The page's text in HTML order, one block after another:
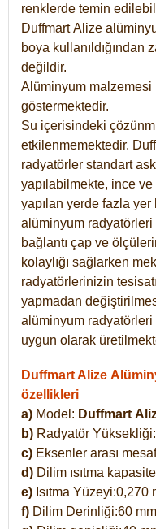
renklerde temin
DuffmartAlize
boya kullanıldığından
değildir.
Alüminyum malzemesi
göstermektedir.
Su içerisindeki
etkilenmemektedir.
radyatörler standart
yapılabilmekte, ince ve
yapılan yerde fazla yer
alüminyum radyatörleri
bağlantı çap ve
kolaylığı sağlarken
radyatörlerinizin
yapmadan
alüminyum radyatörleri
uygun olarak
Duffmart Alize
özellikleri
a) Model: Duffmart
b) Radyatör
c) Eksenler arası
d) Dilim ısıtma
e) Isıtma Yüzeyi:0,270
f) Dilim Derinliği:60 mm